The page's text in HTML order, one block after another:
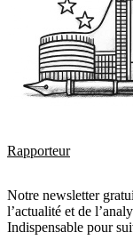
Rapporteur
Notre newsletter
l’actualité et de
Indispensable pour